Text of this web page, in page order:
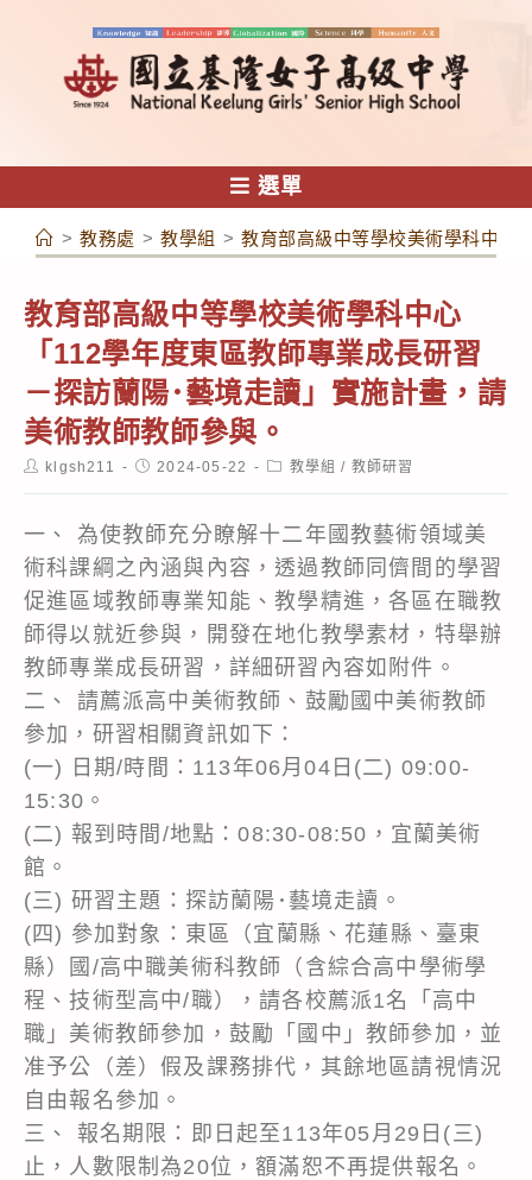
容
選單
> 教務處 > 教學組 > 教育部高級中等學校美術學科中心
教育部高級中等學校美術學科中心
「112學年度東區教師專業成長研習
－探訪蘭陽･藝境走讀」實施計畫，請
美術教師教師參與。
Postklgsh211
Post2024-05-22
Post教學組 / 教師研習
一、 為使教師充分瞭解十二年國教藝術領域美
術科課綱之內涵與內容，透過教師同儕間的學習
促進區域教師專業知能、教學精進，各區在職教
師得以就近參與，開發在地化教學素材，特舉辦
教師專業成長研習，詳細研習內容如附件。
二、 請薦派高中美術教師、鼓勵國中美術教師
參加，研習相關資訊如下：
(一) 日期/時間：113年06月04日(二) 09:00-
15:30。
(二) 報到時間/地點：08:30-08:50，宜蘭美術
館。
(三) 研習主題：探訪蘭陽･藝境走讀。
(四) 參加對象：東區（宜蘭縣、花蓮縣、臺東
縣）國/高中職美術科教師（含綜合高中學術學
程、技術型高中/職），請各校薦派1名「高中
職」美術教師參加，鼓勵「國中」教師參加，並
准予公（差）假及課務排代，其餘地區請視情況
自由報名參加。
三、 報名期限：即日起至113年05月29日(三)
止，人數限制為20位，額滿恕不再提供報名。